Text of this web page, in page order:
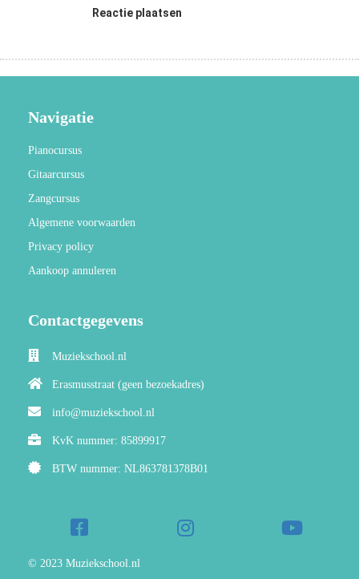
Reactie plaatsen
Navigatie
Pianocursus
Gitaarcursus
Zangcursus
Algemene voorwaarden
Privacy policy
Aankoop annuleren
Contactgegevens
Muziekschool.nl
Erasmusstraat (geen bezoekadres)
info@muziekschool.nl
KvK nummer: 85899917
BTW nummer: NL863781378B01
© 2023 Muziekschool.nl